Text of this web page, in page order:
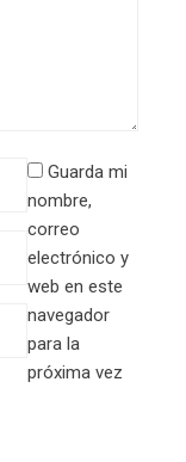
Guarda mi
nombre,
correo
electrónico y
web en este
navegador
para la
próxima vez